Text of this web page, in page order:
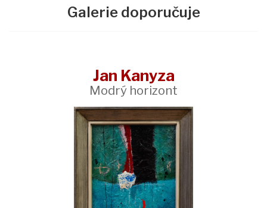
Galerie doporučuje
Jan Kanyza
Modrý horizont